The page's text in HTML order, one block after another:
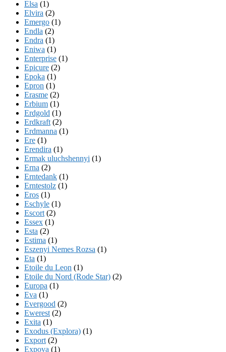
Elsa (1)
Elvira (2)
Emergo (1)
Endla (2)
Endra (1)
Eniwa (1)
Enterprise (1)
Epicure (2)
Epoka (1)
Epron (1)
Erasme (2)
Erbium (1)
Erdgold (1)
Erdkraft (2)
Erdmanna (1)
Ere (1)
Erendira (1)
Ermak uluchshennyi (1)
Erna (2)
Erntedank (1)
Erntestolz (1)
Eros (1)
Eschyle (1)
Escort (2)
Essex (1)
Esta (2)
Estima (1)
Eszenyi Nemes Rozsa (1)
Eta (1)
Etoile du Leon (1)
Etoile du Nord (Rode Star) (2)
Europa (1)
Eva (1)
Evergood (2)
Ewerest (2)
Exita (1)
Exodus (Explora) (1)
Export (2)
Expova (1)